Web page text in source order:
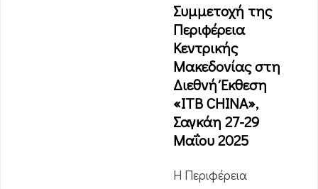
Συμμετοχή της
Περιφέρεια
Κεντρικής
Μακεδονίας στη
Διεθνή Έκθεση
«ITB CHINA»,
Σαγκάη 27-29
Μαΐου 2025
Η Περιφέρεια